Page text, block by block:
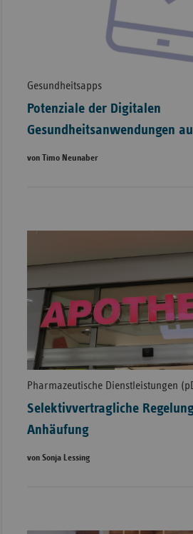
Gesundheitsapps
Potenziale der Digitalen
Gesundheitsanwendungen
von Timo Neunaber
Pharmazeutische Dienstleistungen
Selektivvertragliche
Anhäufung
von Sonja Lessing